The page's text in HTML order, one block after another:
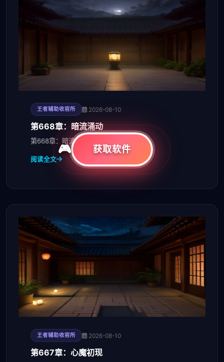
王者辅助收容所 2026-08-10
第668章：暗流涌动
第668章：暗流涌动。
阅读全文
王者辅助收容所 2026-08-10
第667章：心魔初现
获取软件